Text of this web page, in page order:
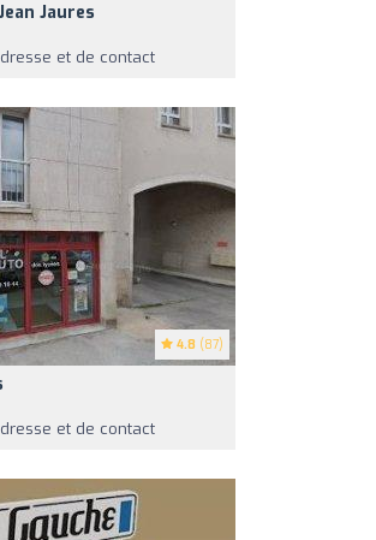
Jaures
et de contact
4.8 (87)
et de contact